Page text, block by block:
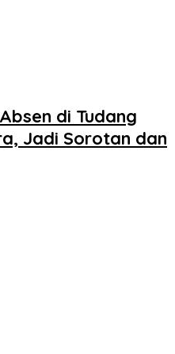
di Tudang
Jadi Sorotan dan